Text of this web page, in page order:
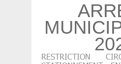
RESTRICTION